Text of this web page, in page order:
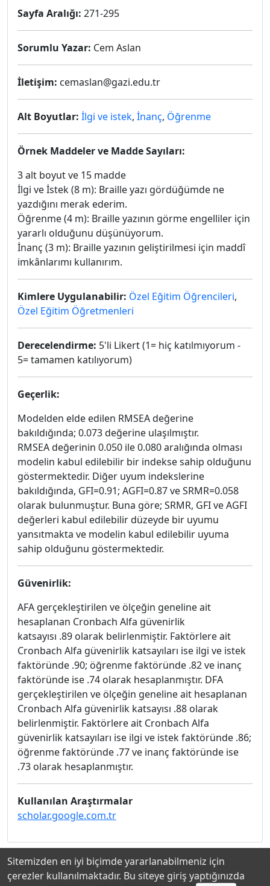
Sayfa Aralığı: 271-295
Sorumlu Yazar: Cem Aslan
İletişim: cemaslan@gazi.edu.tr
Alt Boyutlar: İlgi ve istek, İnanç, Öğrenme
Örnek Maddeler ve Madde Sayıları:
3 alt boyut ve 15 madde
İlgi ve İstek (8 m): Braille yazı gördüğümde ne
yazdığını merak ederim.
Öğrenme (4 m): Braille yazının görme engelliler için
yararlı olduğunu düşünüyorum.
İnanç (3 m): Braille yazının geliştirilmesi için maddî
imkânlarımı kullanırım.
Kimlere Uygulanabilir: Özel Eğitim Öğrencileri,
Özel Eğitim Öğretmenleri
Derecelendirme: 5'li Likert (1= hiç katılmıyorum -
5= tamamen katılıyorum)
Geçerlik:
Modelden elde edilen RMSEA değerine
bakıldığında; 0.073 değerine ulaşılmıştır.
RMSEA değerinin 0.050 ile 0.080 aralığında olması
modelin kabul edilebilir bir indekse sahip olduğunu
göstermektedir. Diğer uyum indekslerine
bakıldığında, GFI=0.91; AGFI=0.87 ve SRMR=0.058
olarak bulunmuştur. Buna göre; SRMR, GFI ve AGFI
değerleri kabul edilebilir düzeyde bir uyumu
yansıtmakta ve modelin kabul edilebilir uyuma
sahip olduğunu göstermektedir.
Güvenirlik:
AFA gerçekleştirilen ve ölçeğin geneline ait
hesaplanan Cronbach Alfa güvenirlik
katsayısı .89 olarak belirlenmiştir. Faktörlere ait
Cronbach Alfa güvenirlik katsayıları ise ilgi ve istek
faktöründe .90; öğrenme faktöründe .82 ve inanç
faktöründe ise .74 olarak hesaplanmıştır. DFA
gerçekleştirilen ve ölçeğin geneline ait hesaplanan
Cronbach Alfa güvenirlik katsayısı .88 olarak
belirlenmiştir. Faktörlere ait Cronbach Alfa
güvenirlik katsayıları ise ilgi ve istek faktöründe .86;
öğrenme faktöründe .77 ve inanç faktöründe ise
.73 olarak hesaplanmıştır.
Kullanılan Araştırmalar
scholar.google.com.tr
Sitemizden en iyi biçimde yararlanabilmeniz için
çerezler kullanılmaktadır. Bu siteye giriş yaptığınızda